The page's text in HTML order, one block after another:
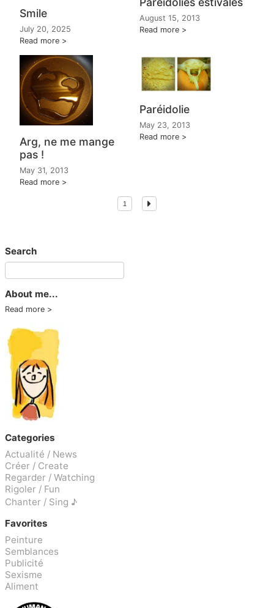
Smile
July 20, 2025
Read more
August 15, 2013
Read more
Arg, ne me mange
pas !
May 31, 2013
Read more
Paréidolie
May 23, 2013
Read more
1
Search
About me...
Read more
Categories
Actualité / News
Créer / Create
Regarder / Watching
Rigoler / Fun
Chanter / Sing ♪
Favorites
Peinture
Semblances
Publicité
Sexisme
Aliment